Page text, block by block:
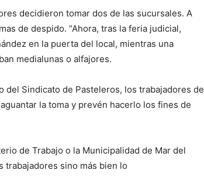
decidieron tomar dos de las sucursales. A
de despido. “Ahora, tras la feria judicial,
en la puerta del local, mientras una
medialunas o alfajores.
del Sindicato de Pasteleros, los trabajadores de
la toma y prevén hacerlo los fines de
de Trabajo o la Municipalidad de Mar del
trabajadores sino más bien lo